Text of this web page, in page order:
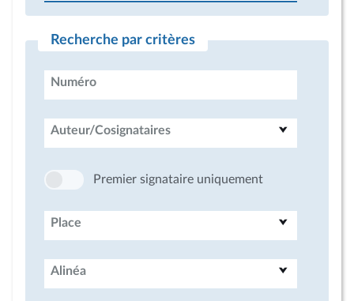
Recherche par critères
Numéro
Auteur/Cosignataires
Premier signataire uniquement
Place
Alinéa